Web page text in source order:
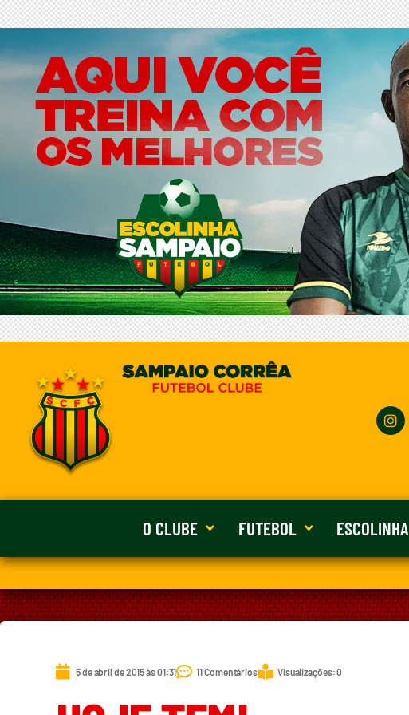
O CLUBE FUTEBOL ESCOLINHA
5 de abril de 2015 às 01:31 11 Comentários Visualizações: 0